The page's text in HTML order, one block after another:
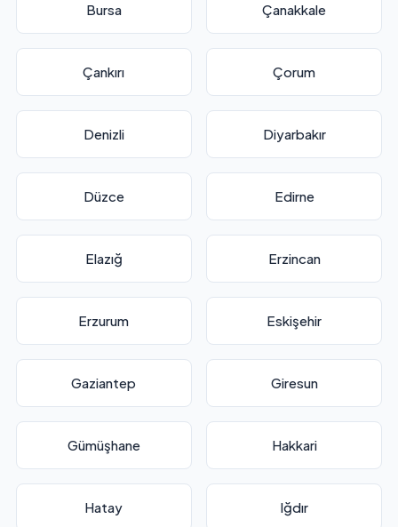
Bursa Çanakkale
Çankırı Çorum
Denizli Diyarbakır
Düzce Edirne
Elazığ Erzincan
Erzurum Eskişehir
Gaziantep Giresun
Gümüşhane Hakkari
Hatay Iğdır